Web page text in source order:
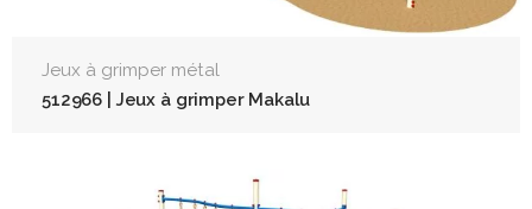
Jeux à grimper métal
512966 | Jeux à grimper Makalu